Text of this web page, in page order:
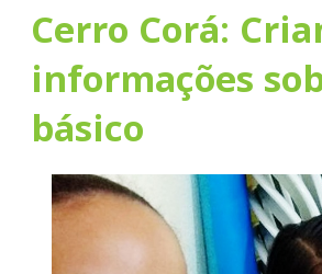
Cerro Corá:
informações
básico